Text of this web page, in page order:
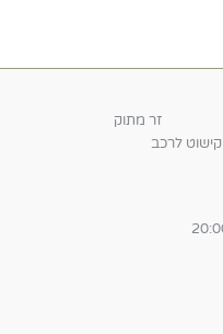
זר מתוק
קישוט לרכב